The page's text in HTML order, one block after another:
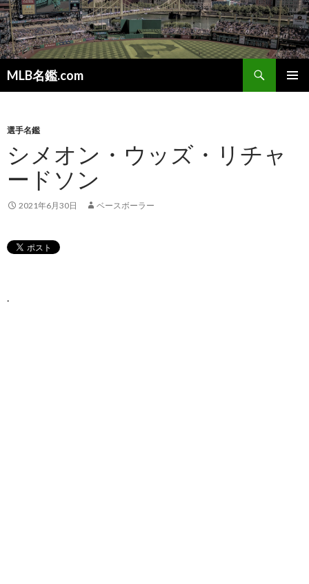
MLB名鑑.com
索
ン
ツ
へ
ッ
選手名鑑
シメオン・ウッズ・リチャ
ードソン
2021年6月30日 ベースボーラー
.